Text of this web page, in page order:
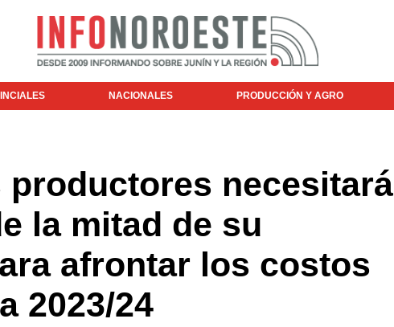
NACIONALES PRODUCCIÓN Y AGRO
productores necesitará
la mitad de su
afrontar los costos
2023/24